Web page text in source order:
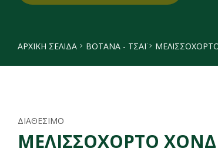
ΑΡΧΙΚΉ ΣΕΛΊΔΑ ΒΟΤΑΝΑ - ΤΣΑΪ
ΔΙΑΘΕΣΙΜΟ
ΜΕΛΙΣΣΟΧΟΡΤΟ